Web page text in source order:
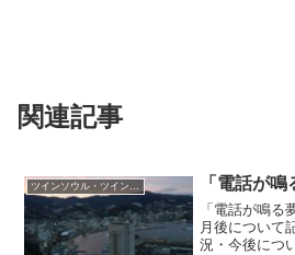
関連記事
ツインソウル・ツインフレーム 「電話が
「電話が鳴る
月後について
況・今後につ